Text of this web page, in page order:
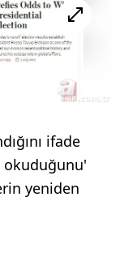
ifade
okuduğunu'
yeniden